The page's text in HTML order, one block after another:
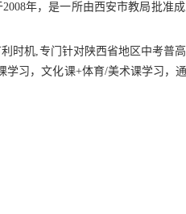
年，是一所由西安市教局批准
机,专门针对陕西省地区中考普
习，文化课+体育/美术课学习，